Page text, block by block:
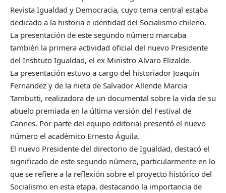
Revista Igualdad y Democracia, cuyo tema central estaba
dedicado a la historia e identidad del Socialismo chileno.
La presentación de este segundo número marcaba
también la primera actividad oficial del nuevo Presidente
del Instituto Igualdad, el ex Ministro Alvaro Elizalde.
La presentación estuvo a cargo del historiador Joaquín
Fernandez y de la nieta de Salvador Allende Marcia
Tambutti, realizadora de un documental sobre la vida de su
abuelo premiada en la última versión del Festival de
Cannes. Por parte del equipo editorial presentó el nuevo
número el académico Ernesto Águila.
El nuevo Presidente del directorio de Igualdad, destacó el
significado de este segundo número, particularmente en lo
que se refiere a la reflexión sobre el proyecto histórico del
Socialismo en esta etapa, destacando la importancia de